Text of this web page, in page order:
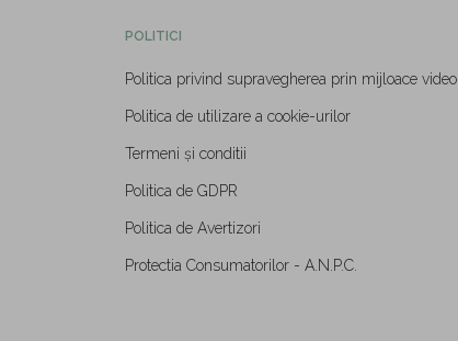
POLITICI
Politica privind supravegherea prin mijloace video
Politica de utilizare a cookie-urilor
Termeni și conditii
Politica de GDPR
Politica de Avertizori
Protectia Consumatorilor - A.N.P.C.